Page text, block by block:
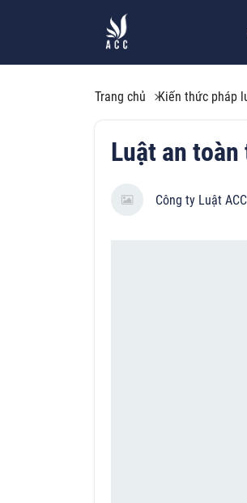
Trang chủ Kiến thức pháp
Luật an
Công ty Luật ACC